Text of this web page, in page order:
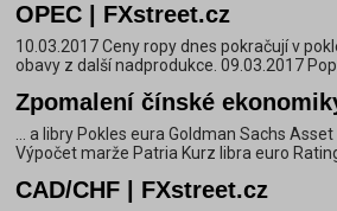
OPEC | FXstreet.cz
10.03.2017 Ceny ropy dnes pokračují v
obavy z další nadprodukce. 09.03.2017
Zpomalení čínské
... a libry Pokles eura Goldman Sachs
Výpočet marže Patria Kurz libra euro
CAD/CHF | FXstreet.cz